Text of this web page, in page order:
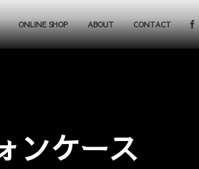
ONLINE SHOP ABOUT CONTACT
ンケース